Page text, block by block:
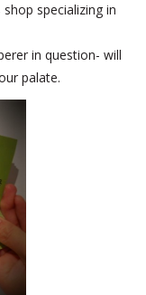
specializing in
in question- will
palate.